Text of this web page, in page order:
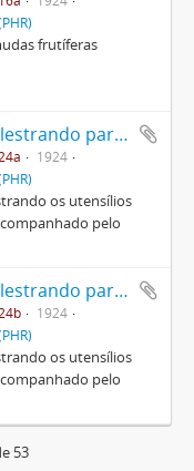
frutíferas
Peter Henry Rolfs palestrando para visitantes
1924
os utensílios
pelo
Peter Henry Rolfs palestrando para visitantes
1924
os utensílios
pelo
53